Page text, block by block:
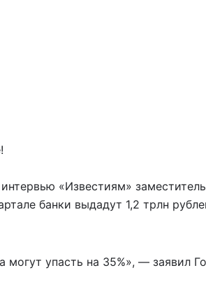
«Известиям»
банки выдадут 1,2 трлн
упасть на 35%», — заявил